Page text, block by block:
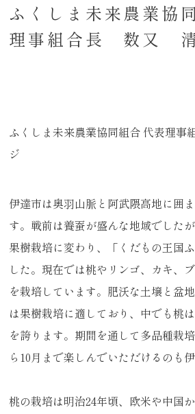
ふくしま未来農業協
理事組合長 数又
ふくしま未来農業協同組合 代表理事
ジ
伊達市は奥羽山脈と阿武隈高地に囲
す。戦前は養蚕が盛んな地域でした
果樹栽培に変わり、「くだもの王国
した。現在では桃やリンゴ、カキ、
を栽培しています。肥沃な土壌と盆
は果樹栽培に適しており、中でも桃
を誇ります。期間を通して多品種栽
ら10月まで楽しんでいただけるのも
桃の栽培は明治24年頃、欧米や中国